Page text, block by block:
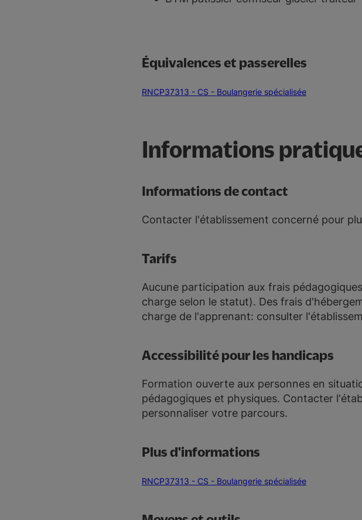
Équivalences et passerelles
RNCP37313 - CS - Boulangerie spécialisée
Informations
Informations de contact
Contacter l'établissement concerné pour
Tarifs
Aucune participation aux frais
charge selon le statut). Des frais
charge de l'apprenant: consulter
Accessibilité pour les handicaps
Formation ouverte aux personnes en
pédagogiques et physiques. Contacter
personnaliser votre parcours.
Plus d'informations
RNCP37313 - CS - Boulangerie spécialisée